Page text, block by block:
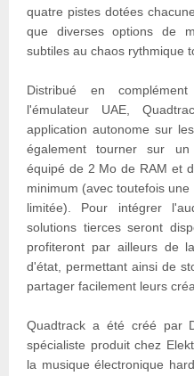
quatre pistes dotées
que diverses options de
subtiles au chaos rythmique
Distribué en
l'émulateur UAE,
application autonome sur
également tourner sur un
équipé de 2 Mo de RAM et
minimum (avec toutefois
limitée). Pour intégrer
solutions tierces seront
profiteront par ailleurs de
d'état, permettant ainsi de
partager facilement leurs
Quadtrack a été créé par
spécialiste produit chez
la musique électronique